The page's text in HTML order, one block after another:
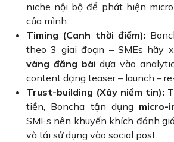
niche nội bộ để phát hiện
của mình.
Timing (Canh thời điểm):
theo 3 giai đoạn – SMEs hãy
vàng đăng bài dựa vào
content dạng teaser – launch –
Trust-building (Xây niềm tin):
tiền, Boncha tận dụng micro-
SMEs nên khuyến khích đánh
và tái sử dụng vào social post.